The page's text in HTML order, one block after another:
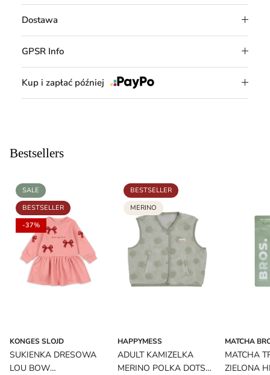
Dostawa
GPSR Info
Kup i zapłać później
Bestsellers
SALE
BESTSELLER
-37%
KONGES SLOJD
SUKIENKA DRESOWA
LOU BOW
BESTSELLER
MERINO
HAPPYMESS
ADULT KAMIZELKA
MERINO POLKA DOTS
MATCHA
MATCHA
ZIELONA